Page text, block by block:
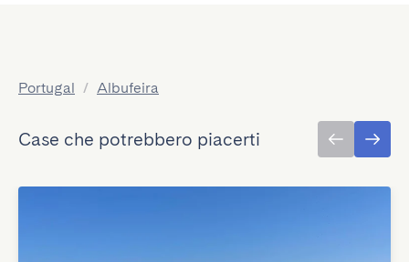
Portugal / Albufeira
Case che potrebbero piacerti